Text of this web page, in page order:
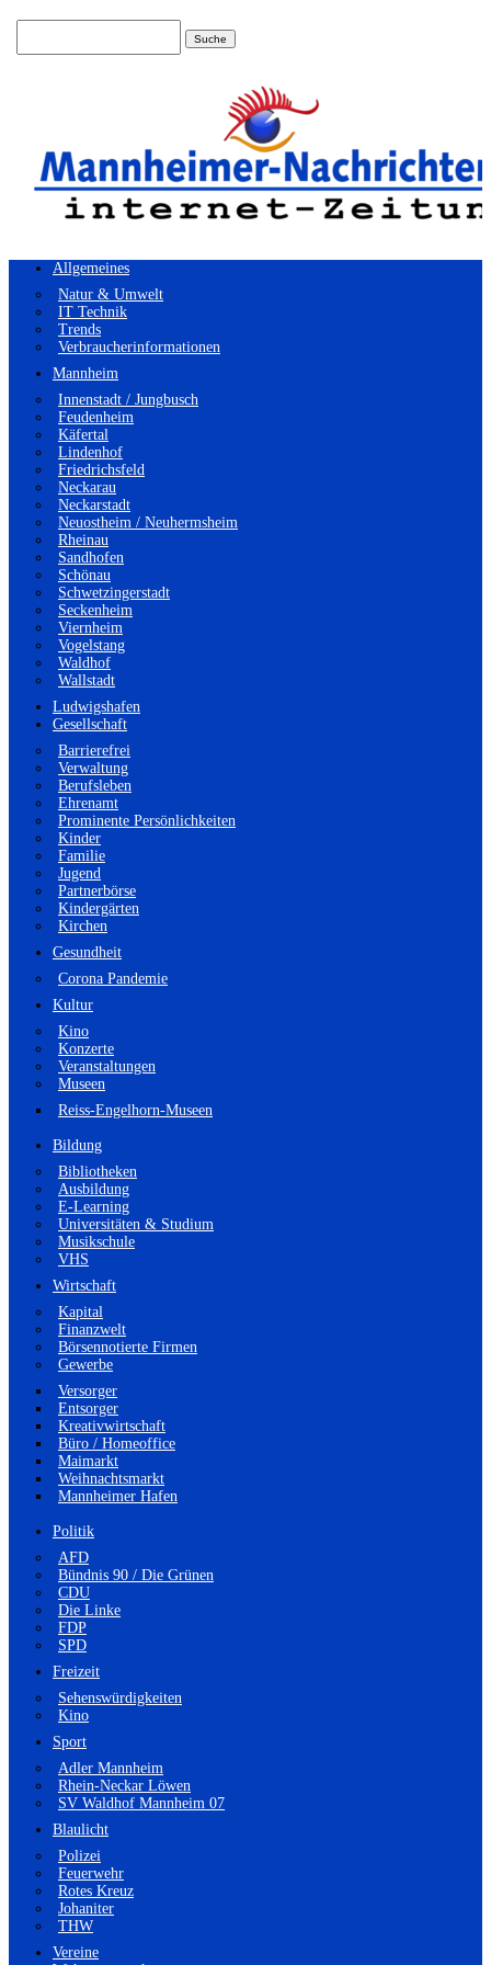
Allgemeines
Natur & Umwelt
IT Technik
Trends
Verbraucherinformationen
Mannheim
Innenstadt / Jungbusch
Feudenheim
Käfertal
Lindenhof
Friedrichsfeld
Neckarau
Neckarstadt
Neuostheim / Neuhermsheim
Rheinau
Sandhofen
Schönau
Schwetzingerstadt
Seckenheim
Viernheim
Vogelstang
Waldhof
Wallstadt
Ludwigshafen
Gesellschaft
Barrierefrei
Verwaltung
Berufsleben
Ehrenamt
Prominente Persönlichkeiten
Kinder
Familie
Jugend
Partnerbörse
Kindergärten
Kirchen
Gesundheit
Corona Pandemie
Kultur
Kino
Konzerte
Veranstaltungen
Museen
Reiss-Engelhorn-Museen
Bildung
Bibliotheken
Ausbildung
E-Learning
Universitäten & Studium
Musikschule
VHS
Wirtschaft
Kapital
Finanzwelt
Börsennotierte Firmen
Gewerbe
Versorger
Entsorger
Kreativwirtschaft
Büro / Homeoffice
Maimarkt
Weihnachtsmarkt
Mannheimer Hafen
Politik
AFD
Bündnis 90 / Die Grünen
CDU
Die Linke
FDP
SPD
Freizeit
Sehenswürdigkeiten
Kino
Sport
Adler Mannheim
Rhein-Neckar Löwen
SV Waldhof Mannheim 07
Blaulicht
Polizei
Feuerwehr
Rotes Kreuz
Johaniter
THW
Vereine